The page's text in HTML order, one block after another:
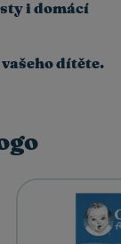
i domácí
dítěte.